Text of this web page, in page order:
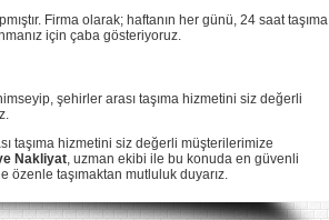
Firma olarak; haftanın her günü, 24 saat taşıma
için çaba gösteriyoruz.
şehirler arası taşıma hizmetini siz değerli
taşıma hizmetini siz değerli müşterilerimize
Nakliyat, uzman ekibi ile bu konuda en güvenli
özenle taşımaktan mutluluk duyarız.